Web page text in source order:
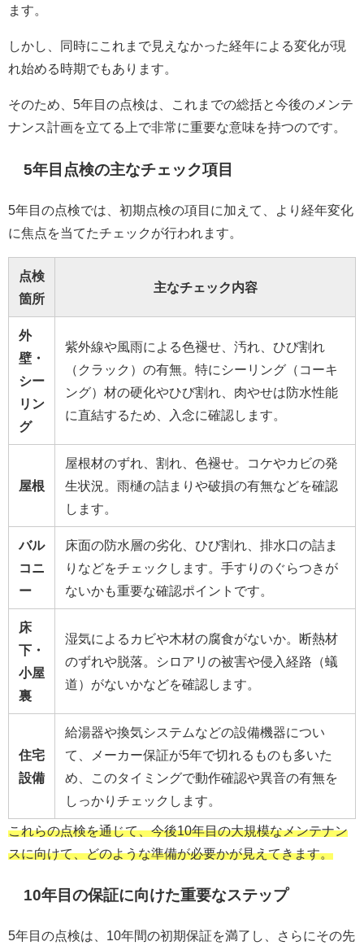
ます。
しかし、同時にこれまで見えなかった経年による変化が現
れ始める時期でもあります。
そのため、5年目の点検は、これまでの総括と今後のメンテ
ナンス計画を立てる上で非常に重要な意味を持つのです。
5年目点検の主なチェック項目
5年目の点検では、初期点検の項目に加えて、より経年変化
に焦点を当てたチェックが行われます。
点検
箇所
主なチェック内容
外
壁・
シー
リン
グ
紫外線や風雨による色褪せ、汚れ、ひび割れ
（クラック）の有無。特にシーリング（コーキ
ング）材の硬化やひび割れ、肉やせは防水性能
に直結するため、入念に確認します。
屋根
屋根材のずれ、割れ、色褪せ。コケやカビの発
生状況。雨樋の詰まりや破損の有無などを確認
します。
バル
コニ
ー
床面の防水層の劣化、ひび割れ、排水口の詰ま
りなどをチェックします。手すりのぐらつきが
ないかも重要な確認ポイントです。
床
下・
小屋
裏
湿気によるカビや木材の腐食がないか。断熱材
のずれや脱落。シロアリの被害や侵入経路（蟻
道）がないかなどを確認します。
住宅
設備
給湯器や換気システムなどの設備機器につい
て、メーカー保証が5年で切れるものも多いた
め、このタイミングで動作確認や異音の有無を
しっかりチェックします。
これらの点検を通じて、今後10年目の大規模なメンテナン
スに向けて、どのような準備が必要かが見えてきます。
10年目の保証に向けた重要なステップ
5年目の点検は、10年間の初期保証を満了し、さらにその先